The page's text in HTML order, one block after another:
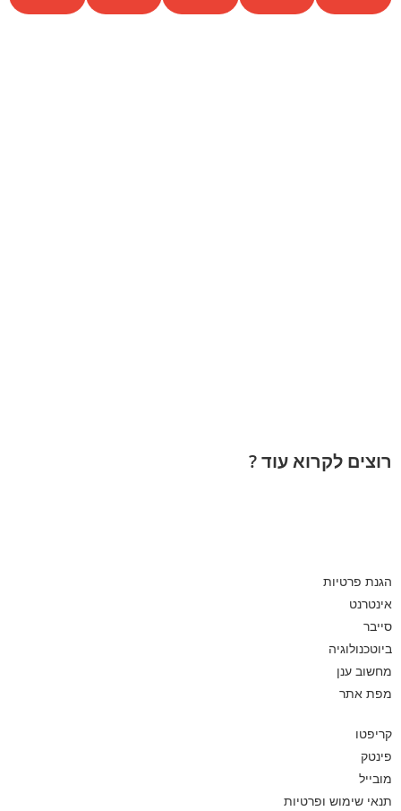
רוצים לקרוא עוד ?
הגנת פרטיות
אינטרנט
סייבר
ביוטכנולוגיה
מחשוב ענן
מפת אתר
קריפטו
פינטק
מובייל
תנאי שימוש ופרטיות